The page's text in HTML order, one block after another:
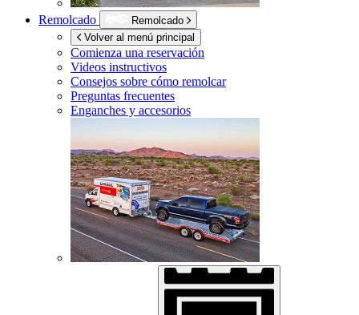
Remolcado
Remolcado
Volver al menú principal
Comienza una reservación
Videos instructivos
Consejos sobre cómo remolcar
Preguntas frecuentes
Enganches y accesorios